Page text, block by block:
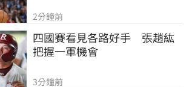
2分鐘前
四國賽看見各路好手　張趙紘
把握一軍機會
3分鐘前